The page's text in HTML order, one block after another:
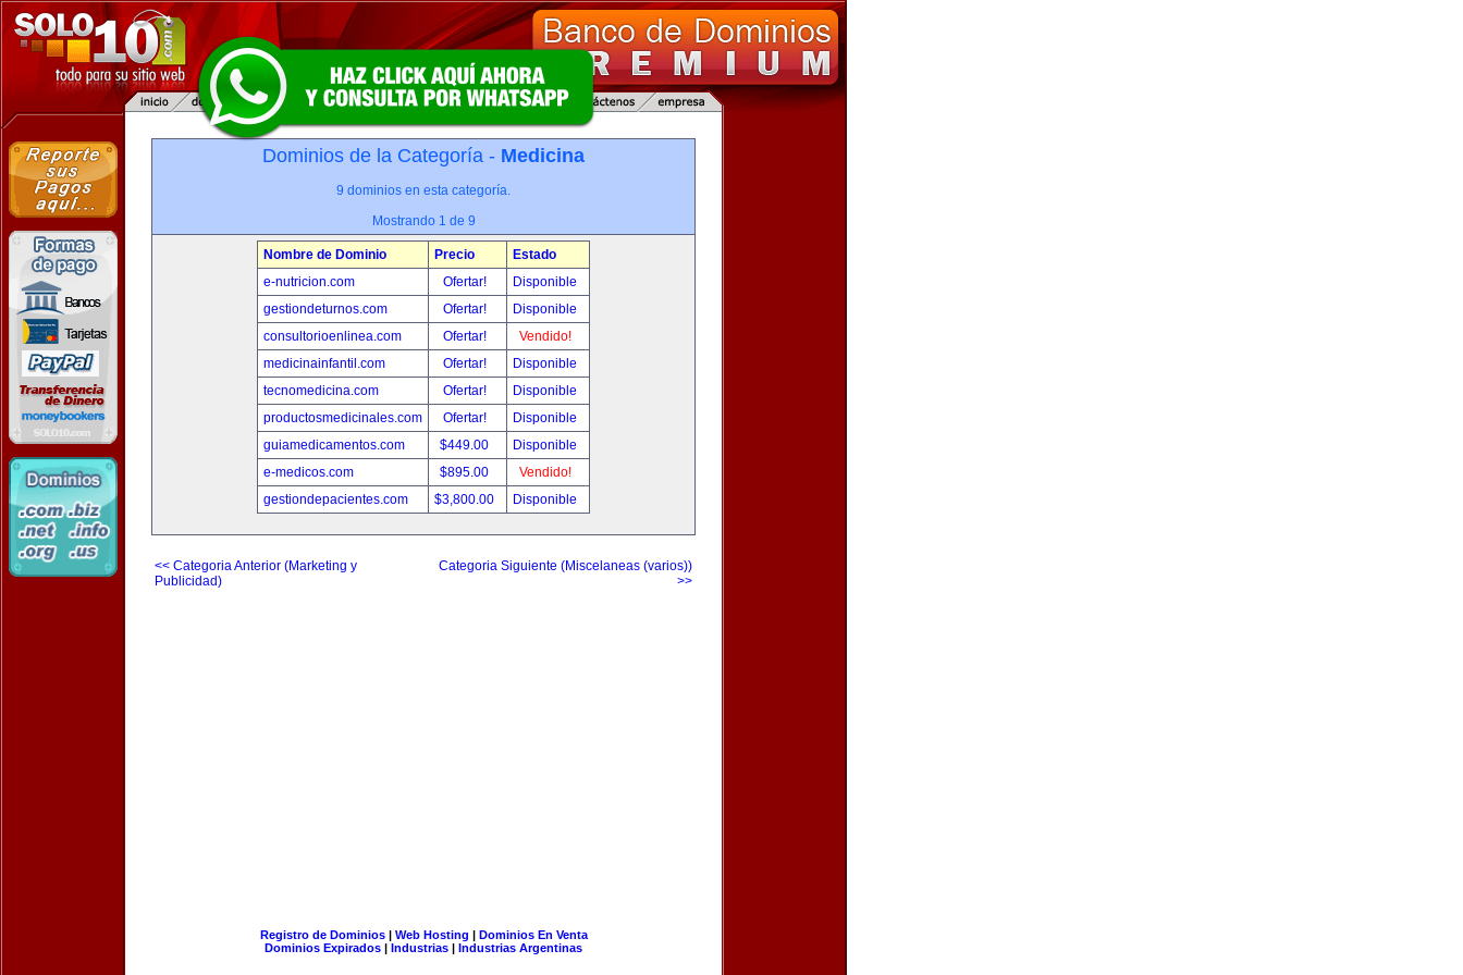
Dominios de la Categoría - Medicina
9 dominios en esta categoría.
Mostrando 1 de 9
Nombre de Dominio Precio
Estado
e-nutricion.com
Ofertar!
Disponible
gestiondeturnos.com
Ofertar!
Disponible
consultorioenlinea.com
Ofertar!
Vendido!
medicinainfantil.com
Ofertar!
Disponible
tecnomedicina.com
Ofertar!
Disponible
productosmedicinales.com
Ofertar!
Disponible
guiamedicamentos.com
$449.00
Disponible
e-medicos.com
$895.00
Vendido!
gestiondepacientes.com
$3,800.00 Disponible
<< Categoria Anterior (Marketing y
Publicidad)
Categoria Siguiente (Miscelaneas (varios))
>>
Registro de Dominios| Web Hosting | Dominios En Venta
Dominios Expirados | Industrias | Industrias Argentinas